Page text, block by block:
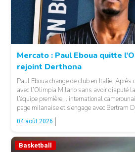
Mercato : Paul Eboua quitte
rejoint Derthona
Paul Eboua change de club en Italie.
avec l’Olimpia Milano sans avoir disputé
l’équipe première, l’international
page milanaise et s’engage avec Bertram
italienne. LA SUITE APRÈS LA
pour un contrat de […]
04 août 2026
Basketball